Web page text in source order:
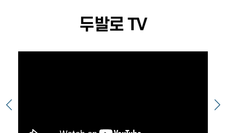
두발로 TV